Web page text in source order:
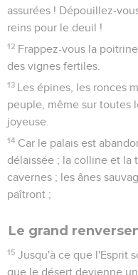
assurées ! Dépouillez-
reins pour le deuil !
12 Frappez-vous la
des vignes fertiles.
13 Les épines, les ronces
peuple, même sur toutes
joyeuse.
14 Car le palais est
délaissée ; la colline et la
cavernes ; les ânes
paîtront ;
Le grand
15 Jusqu'à ce que l'Esprit
que le désert devienne